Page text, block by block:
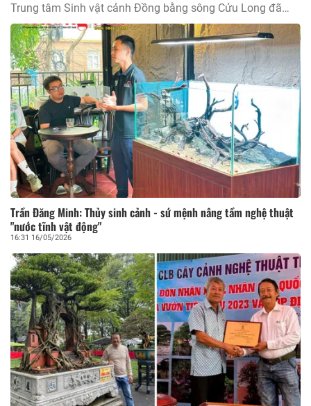
Trung tâm Sinh vật cảnh Đồng bằng sông Cửu Long đã
được tổ chức với sự tham dự của đại diện Hội Sinh vật
cảnh Việt Nam, chính quyền địa phương, Tạp chí Việt Nam
hương sắc, Hội Sinh vật cảnh các tỉnh, thành phố cùng
đông đảo nghệ nhân, nhà vườn và các cơ quan báo chí,
truyền thông.
Trần Đăng Minh: Thủy sinh cảnh - sứ mệnh nâng tầm nghệ thuật
"nước tĩnh vật động"
16:31 16/05/2026